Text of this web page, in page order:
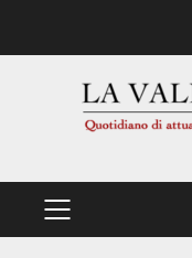
PRIMÄRES